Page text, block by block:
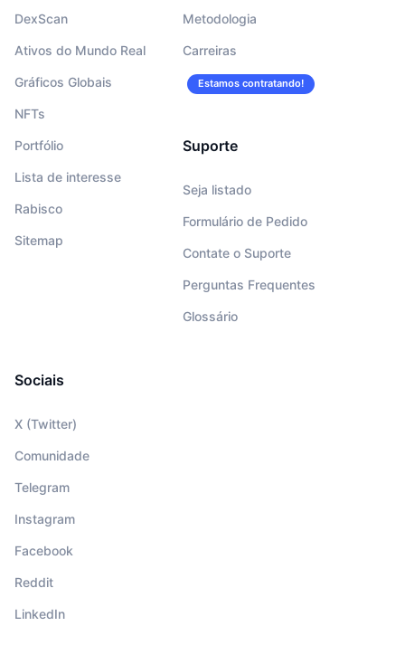
DexScan
Ativos do Mundo Real
Gráficos Globais
NFTs
Portfólio
Lista de interesse
Rabisco
Sitemap
Metodologia
Carreiras
Estamos contratando!
Suporte
Seja listado
Formulário de Pedido
Contate o Suporte
Perguntas Frequentes
Glossário
Sociais
X (Twitter)
Comunidade
Telegram
Instagram
Facebook
Reddit
LinkedIn